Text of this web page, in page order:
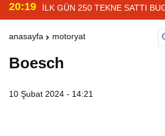
20:19 İLK GÜN 250 TEKNE SATTI
anasayfa motoryat
Boesch
10 Şubat 2024 - 14:21